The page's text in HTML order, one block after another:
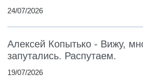
24/07/2026
Алексей Копытько - Вижу,
запутались. Распутаем.
19/07/2026